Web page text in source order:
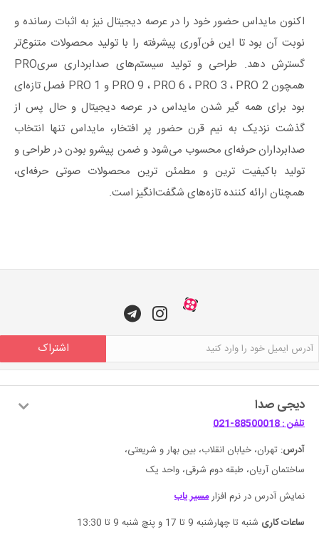
اکنون مایداس حضور خود را در عرصه دیجیتال نیز به اثبات رسانده و
نوبت آن بود تا این فن‌آوری پیشرفته را با تولید محصولات متنوع‌تر
گسترش دهد. طراحی و تولید سیستم‌های صدابرداری سریPRO
همچون PRO 9 ، PRO 6 ، PRO 3 ، PRO 2 و PRO 1 فصل تازه‌ای
بود برای همه ‌گیر شدن مایداس در عرصه دیجیتال و حال پس از
گذشت نزدیک به نیم ‌قرن حضور پر افتخار، مایداس تنها انتخاب
صدابرداران حرفه‌ای محسوب می‌شود و ضمن پیشرو بودن در طراحی و
تولید باکیفیت‌ ترین و مطمئن‌ ترین محصولات صوتی حرفه‌ای،
همچنان ارائه‌ کننده تازه‌های شگفت‌انگیز است.
اشتراک
دیجی صدا
تلفن : 88500018-021
آدرس: تهران، خیابان انقلاب، بین بهار و شریعتی،
ساختمان آریان، طبقه دوم شرقی، واحد یک
نمایش آدرس در نرم افزارمسیر یاب
ساعات کاری شنبه تا چهارشنبه 9 تا 17 و پنچ شنبه 9 تا 13:30